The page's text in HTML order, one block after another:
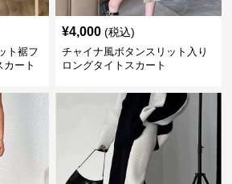
ト裾フ
カート
¥4,000 (税込)
チャイナ風ボタンスリット入り
ロングタイトスカート